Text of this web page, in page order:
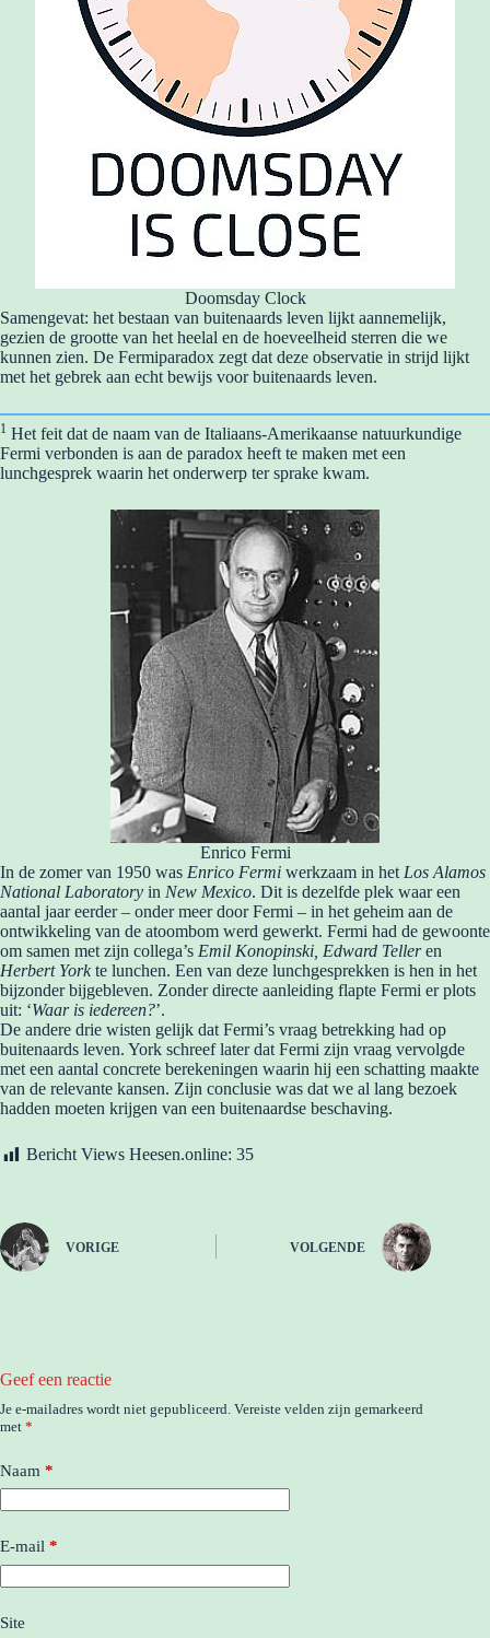
Doomsday Clock
Samengevat: het bestaan van buitenaards leven lijkt aannemelijk,
gezien de grootte van het heelal en de hoeveelheid sterren die we
kunnen zien. De Fermiparadox zegt dat deze observatie in strijd lijkt
met het gebrek aan echt bewijs voor buitenaards leven.
1 Het feit dat de naam van de Italiaans-Amerikaanse natuurkundige
Fermi verbonden is aan de paradox heeft te maken met een
lunchgesprek waarin het onderwerp ter sprake kwam.
Enrico Fermi
In de zomer van 1950 was Enrico Fermi werkzaam in het Los Alamos
National Laboratory in New Mexico. Dit is dezelfde plek waar een
aantal jaar eerder – onder meer door Fermi – in het geheim aan de
ontwikkeling van de atoombom werd gewerkt. Fermi had de gewoonte
om samen met zijn collega’s Emil Konopinski, Edward Telleren
Herbert York te lunchen. Een van deze lunchgesprekken is hen in het
bijzonder bijgebleven. Zonder directe aanleiding flapte Fermi er plots
uit: ‘Waar is iedereen?’.
De andere drie wisten gelijk dat Fermi’s vraag betrekking had op
buitenaards leven. York schreef later dat Fermi zijn vraag vervolgde
met een aantal concrete berekeningen waarin hij een schatting maakte
van de relevante kansen. Zijn conclusie was dat we al lang bezoek
hadden moeten krijgen van een buitenaardse beschaving.
Bericht Views Heesen.online: 35
VORIGE VOLGENDE
Geef een reactie
Je e-mailadres wordt niet gepubliceerd. Vereiste velden zijn gemarkeerd
met *
Naam *
E-mail *
Site